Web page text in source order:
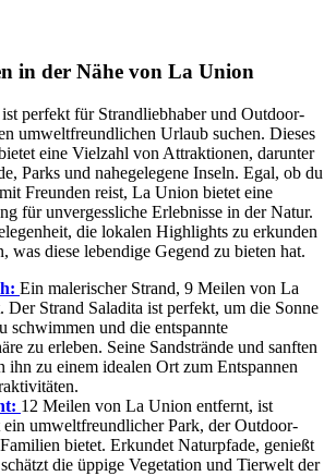
in der Nähe von La Union
perfekt für Strandliebhaber und Outdoor-
umweltfreundlichen Urlaub suchen. Dieses
eine Vielzahl von Attraktionen, darunter
Parks und nahegelegene Inseln. Egal, ob du
Freunden reist, La Union bietet eine
für unvergessliche Erlebnisse in der Natur.
die lokalen Highlights zu erkunden
was diese lebendige Gegend zu bieten hat.
Ein malerischer Strand, 9 Meilen von La
Der Strand Saladita ist perfekt, um die Sonne
schwimmen und die entspannte
zu erleben. Seine Sandstrände und sanften
ihn zu einem idealen Ort zum Entspannen
12 Meilen von La Union entfernt, ist
umweltfreundlicher Park, der Outdoor-
bietet. Erkundet Naturpfade, genießt
die üppige Vegetation und Tierwelt der